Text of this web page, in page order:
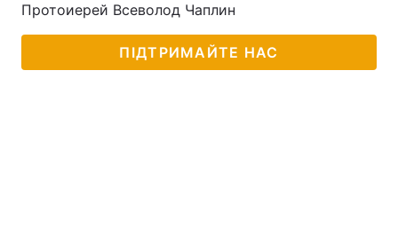
Протоиерей Всеволод Чаплин
ПІДТРИМАЙТЕ НАС